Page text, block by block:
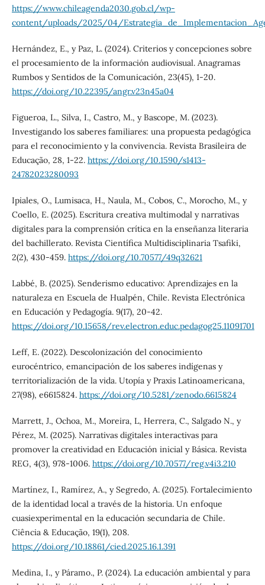
https://www.chileagenda2030.gob.cl/wp-
content/uploads/2025/04/
Hernández, E., y Paz, L. (2024). Criterios y concepciones sobre
el procesamiento de la información audiovisual. Anagramas
Rumbos y Sentidos de la Comunicación, 23(45), 1-20.
https://doi.org/10.22395/angr.v23n45a04
Figueroa, L., Silva, I., Castro, M., y Bascope, M. (2023).
Investigando los saberes familiares: una propuesta pedagógica
para el reconocimiento y la convivencia. Revista Brasileira de
Educação, 28, 1-22. https://doi.org/10.1590/s1413-
24782023280093
Ipiales, O., Lumisaca, H., Naula, M., Cobos, C., Morocho, M., y
Coello, E. (2025). Escritura creativa multimodal y narrativas
digitales para la comprensión crítica en la enseñanza literaria
del bachillerato. Revista Científica Multidisciplinaria Tsafiki,
2(2), 430-459. https://doi.org/10.70577/49q32621
Labbé, B. (2025). Senderismo educativo: Aprendizajes en la
naturaleza en Escuela de Hualpén, Chile. Revista Electrónica
en Educación y Pedagogía. 9(17), 20-42.
https://doi.org/10.15658/rev.electron.educ.pedagog25.11091701
Leff, E. (2022). Descolonización del conocimiento
eurocéntrico, emancipación de los saberes indígenas y
territorialización de la vida. Utopía y Praxis Latinoamericana,
27(98), e6615824. https://doi.org/10.5281/zenodo.6615824
Marrett, J., Ochoa, M., Moreira, L, Herrera, C., Salgado N., y
Pérez, M. (2025). Narrativas digitales interactivas para
promover la creatividad en Educación inicial y Básica. Revista
REG, 4(3), 978-1006. https://doi.org/10.70577/reg.v4i3.210
Martínez, I., Ramírez, A., y Segredo, A. (2025). Fortalecimiento
de la identidad local a través de la historia. Un enfoque
cuasiexperimental en la educación secundaria de Chile.
Ciência & Educação, 19(1), 208.
https://doi.org/10.18861/cied.2025.16.1.391
Medina, I., y Páramo., P. (2024). La educación ambiental y para